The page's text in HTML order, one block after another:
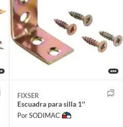
FIXSER
Escuadra para silla 1''
Por SODIMAC